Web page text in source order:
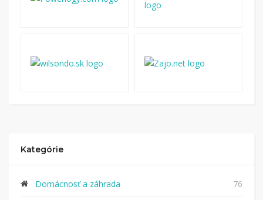
Kategórie
Domácnosť a záhrada 76